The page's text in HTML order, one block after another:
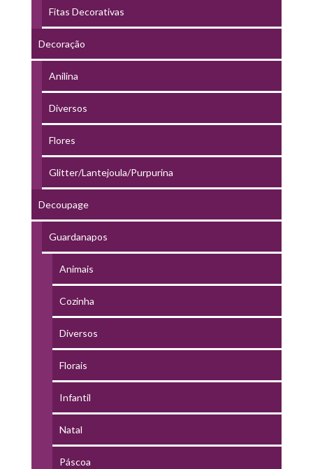
Fitas Decorativas
Decoração
Anilina
Diversos
Flores
Glitter/Lantejoula/Purpurina
Decoupage
Guardanapos
Animais
Cozinha
Diversos
Florais
Infantil
Natal
Páscoa